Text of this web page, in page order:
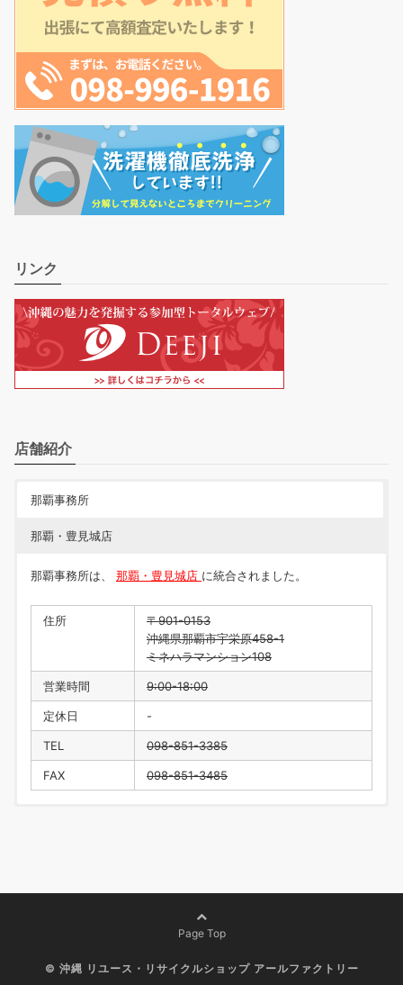
リンク
店舗紹介
那覇事務所
那覇・豊見城店
那覇事務所は、 那覇・豊見城店 に統合されました。
住所
〒901-0153
沖縄県那覇市宇栄原458-1
ミネハラマンション108
営業時間 9:00-18:00
定休日 -
TEL 098-851-3385
FAX 098-851-3485
定休日 水曜日・年末年始
098-996-1916
Page Top
© 沖縄 リユース・リサイクルショップ アールファクトリー